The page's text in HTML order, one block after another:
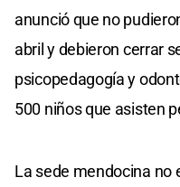
anunció que no
abril y debieron cerrar
psicopedagogía y
500 niños que asisten
La sede mendocina no